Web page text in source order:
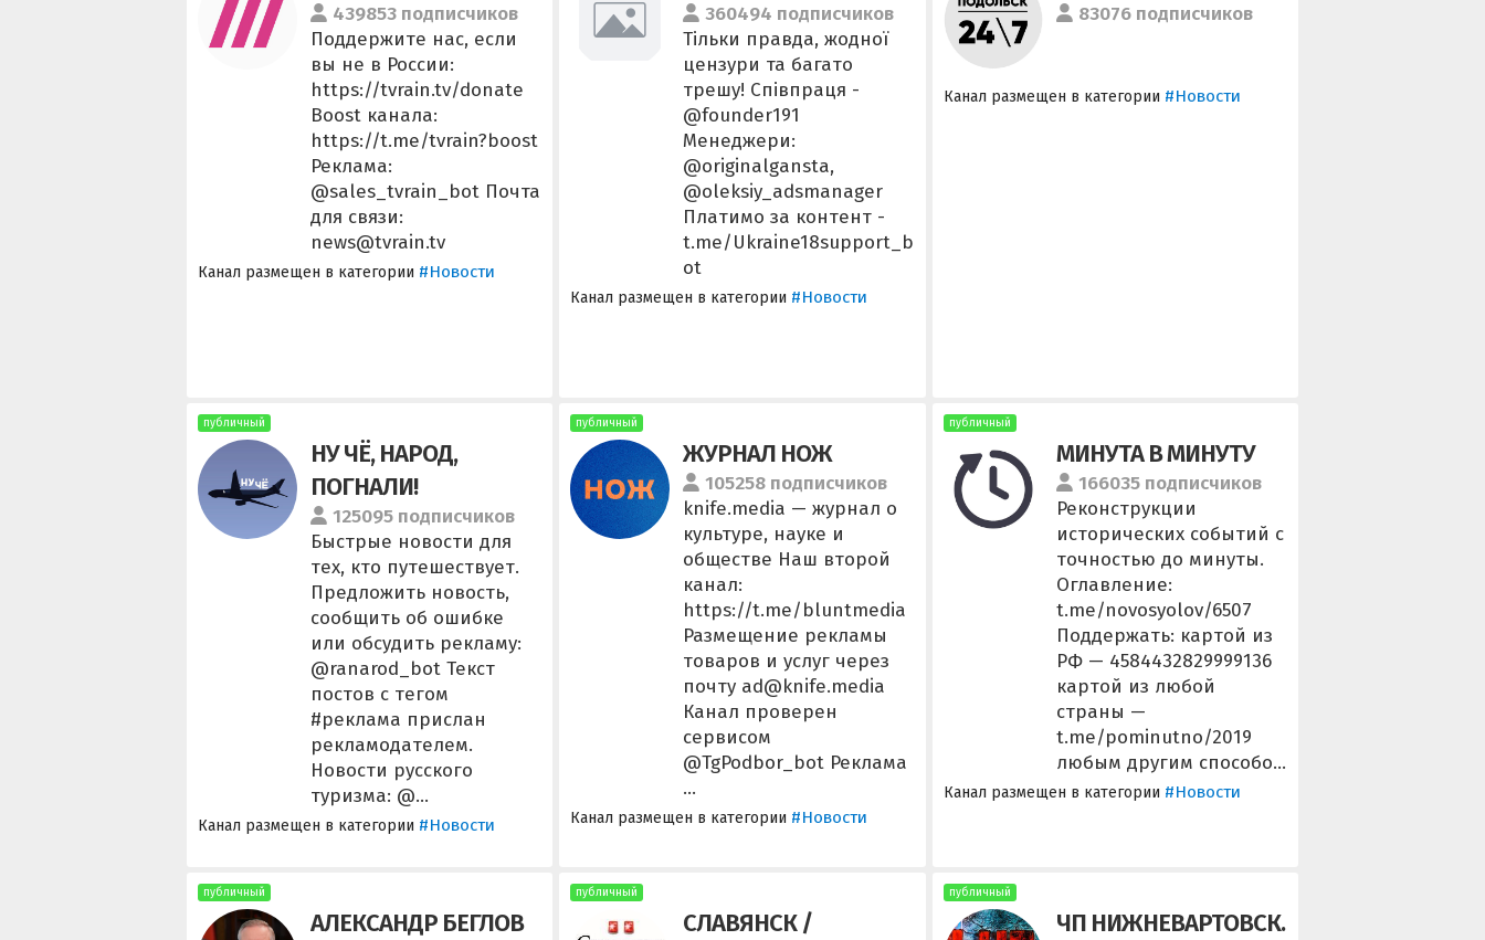
439853 подписчиков
Поддержите нас, если
вы не в России:
https://tvrain.tv/donate
Boost канала:
https://t.me/tvrain?boost
Реклама:
@sales_tvrain_bot Почта
для связи:
news@tvrain.tv
Канал размещен в категории #Новости
360494 подписчиков
Тільки правда, жодної
цензури та багато
трешу! Співпраця -
@founder191
Менеджери:
@originalgansta,
@oleksiy_adsmanager
Платимо за контент -
t.me/Ukraine18support_b
ot
Канал размещен в категории #Новости
83076 подписчиков
Канал размещен в категории #Новости
публичный
НУ ЧЁ, НАРОД,
ПОГНАЛИ!
125095 подписчиков
Быстрые новости для
тех, кто путешествует.
Предложить новость,
сообщить об ошибке
или обсудить рекламу:
@ranarod_bot Текст
постов с тегом
#реклама прислан
рекламодателем.
Новости русского
туризма: @...
Канал размещен в категории #Новости
публичный
ЖУРНАЛ НОЖ
105258 подписчиков
knife.media — журнал о
культуре, науке и
обществе Наш второй
канал:
https://t.me/bluntmedia
Размещение рекламы
товаров и услуг через
почту ad@knife.media
Канал проверен
сервисом
@TgPodbor_bot Реклама
...
Канал размещен в категории #Новости
публичный
МИНУТА В МИНУТУ
166035 подписчиков
Реконструкции
исторических событий с
точностью до минуты.
Оглавление:
t.me/novosyolov/6507
Поддержать: картой из
РФ — 4584432829999136
картой из любой
страны —
t.me/pominutno/2019
любым другим способо...
Канал размещен в категории #Новости
публичный
АЛЕКСАНДР БЕГЛОВ
публичный
СЛАВЯНСК /
публичный
ЧП НИЖНЕВАРТОВСК.